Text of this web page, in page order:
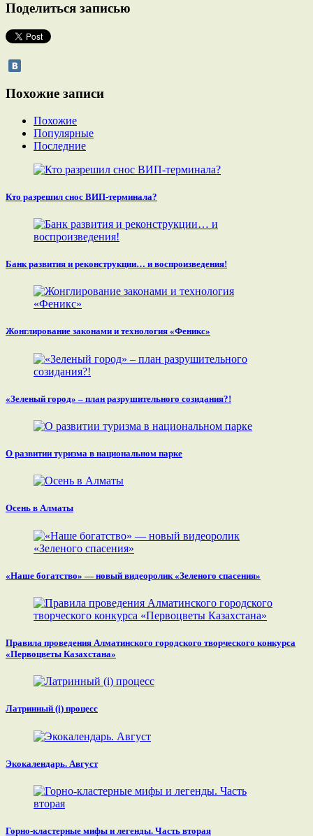
Поделиться записью
Похожие записи
Похожие
Популярные
Последние
Кто разрешил снос ВИП-терминала?
Банк развития и реконструкции… и воспроизведения!
Жонглирование законами и технология «Феникс»
«Зеленый город» – план разрушительного созидания?!
О развитии туризма в национальном парке
Осень в Алматы
«Наше богатство» — новый видеоролик «Зеленого спасения»
Правила проведения Алматинского городского творческого конкурса
«Первоцветы Казахстана»
Латринный (i) процесс
Экокалендарь. Август
Горно-кластерные мифы и легенды. Часть вторая